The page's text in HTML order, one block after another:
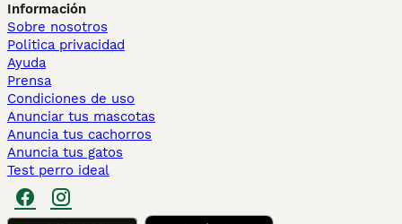
Información
Sobre nosotros
Politica privacidad
Ayuda
Prensa
Condiciones de uso
Anunciar tus mascotas
Anuncia tus cachorros
Anuncia tus gatos
Test perro ideal